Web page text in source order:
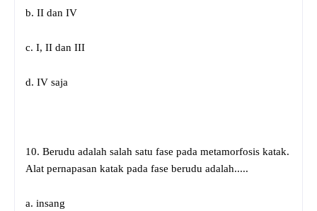
b. II dan IV
c. I, II dan III
d. IV saja
10. Berudu adalah salah satu fase pada metamorfosis katak.
Alat pernapasan katak pada fase berudu adalah.....
a. insang